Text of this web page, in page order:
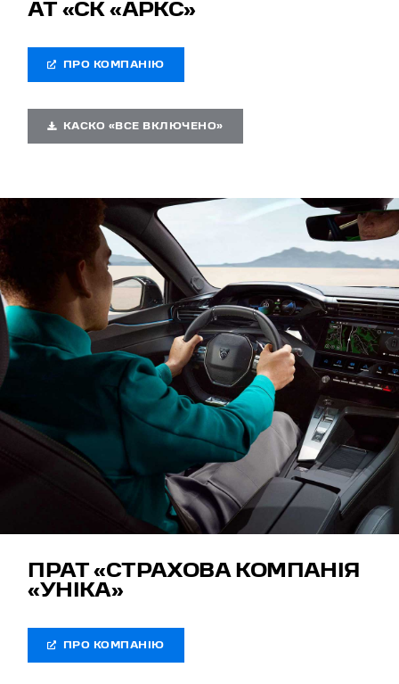
АТ «СК «АРКС»
ПРО КОМПАНІЮ
КАСКО «ВСЕ ВКЛЮЧЕНО»
ПРАТ «СТРАХОВА КОМПАНІЯ
«УНІКА»
ПРО КОМПАНІЮ